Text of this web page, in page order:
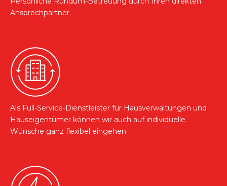
Ansprechpartner.
Als Full-Service-Dienstleister für Hausverwaltungen und
Hauseigentümer können wir auch auf individuelle
Wünsche ganz flexibel eingehen.